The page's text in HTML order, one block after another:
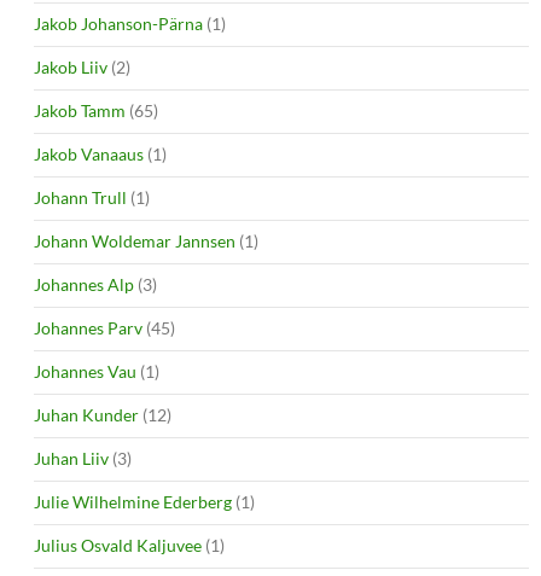
Jakob Johanson-Pärna (1)
Jakob Liiv (2)
Jakob Tamm (65)
Jakob Vanaaus (1)
Johann Trull (1)
Johann Woldemar Jannsen (1)
Johannes Alp (3)
Johannes Parv (45)
Johannes Vau (1)
Juhan Kunder (12)
Juhan Liiv (3)
Julie Wilhelmine Ederberg (1)
Julius Osvald Kaljuvee (1)